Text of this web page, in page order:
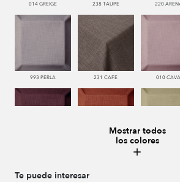
014 GREIGE 238 TAUPE 220
993 PERLA 231 CAFE 010 CAVA
Mostrar todos
los colores
Te puede interesar